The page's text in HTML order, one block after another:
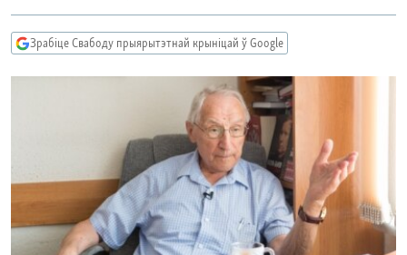
Перайсьці
да
ВАЙНА
КАЛЯНДАР
КНІГІ
НА ХВАЛЯХ СВАБОДЫ
FACEBOOK
Усе сайты РС/РСЭ
Зрабіце Свабоду прыярытэтнай крыніцай ў Google